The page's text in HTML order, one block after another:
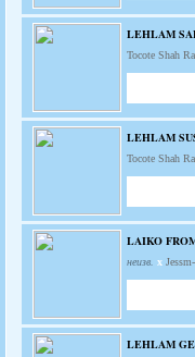
LEHLAM
Tocote Shah
LEHLAM
Tocote Shah
LAIKO
неизв. x
LEHLAM